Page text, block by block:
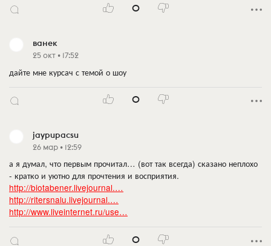
0
ванек
25 окт • 17:52
дайте мне курсач с темой о шоу
0
jaypupacsu
26 мар • 12:59
а я думал, что первым прочитал… (вот так всегда) сказано неплохо
- кратко и уютно для прочтения и восприятия.
http://biotabener.livejournal.…
http://ritersnalu.livejournal.…
http://www.liveinternet.ru/use…
0